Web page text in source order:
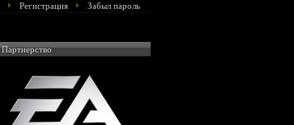
Регистрация Забыл пароль
Партнерство